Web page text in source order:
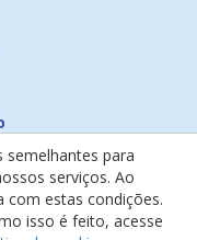
para
serviços. Ao
com estas condições.
isso é feito, acesse